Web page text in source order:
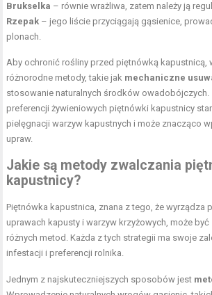
Brukselka – równie wrażliwa, zatem należy ją
Rzepak – jego liście przyciągają gąsienice,
plonach.
Aby ochronić rośliny przed piętnówką kapustnicą,
różnorodne metody, takie jak mechaniczne
stosowanie naturalnych środków owadobójczych.
preferencji żywieniowych piętnówki kapustnicy
pielęgnacji warzyw kapustnych i może znacząco
upraw.
Jakie są metody zwalczania
kapustnicy?
Piętnówka kapustnica, znana z tego, że wyrządza
uprawach kapusty i warzyw krzyżowych, może
różnych metod. Każda z tych strategii ma swoje
infestacji i preferencji rolnika.
Jednym z najskuteczniejszych sposobów jest